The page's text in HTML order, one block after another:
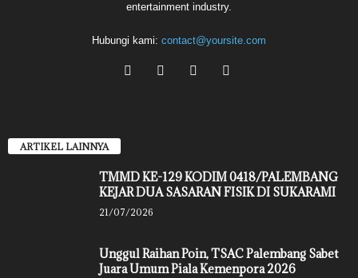
entertainment industry.
Hubungi kami: contact@yoursite.com
ARTIKEL LAINNYA
TMMD KE-129 KODIM 0418/PALEMBANG
KEJAR DUA SASARAN FISIK DI SUKARAMI
21/07/2026
Unggul Raihan Poin, TSAC Palembang Sabet
Juara Umum Piala Kemenpora 2026